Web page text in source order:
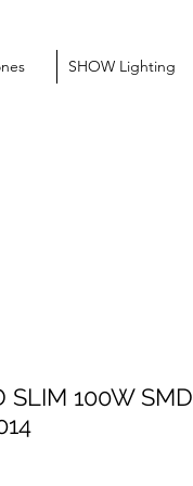
SHOW Lighting
SLIM 100W SMD